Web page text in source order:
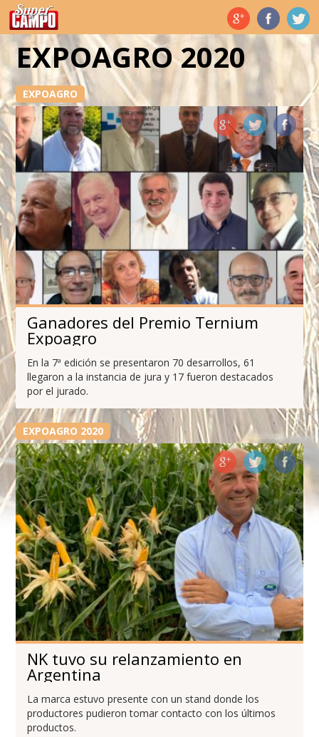
Temas de hoy
EXPOAGRO 2020
EXPOAGRO
Ganadores del Premio Ternium
Expoagro
En la 7ª edición se presentaron 70 desarrollos, 61
llegaron a la instancia de jura y 17 fueron destacados
por el jurado.
EXPOAGRO 2020
NK tuvo su relanzamiento en
Argentina
La marca estuvo presente con un stand donde los
productores pudieron tomar contacto con los últimos
productos.